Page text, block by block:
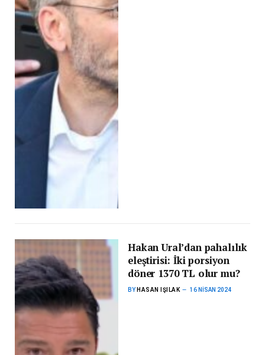
Hakan Ural’dan pahalılık
eleştirisi: İki porsiyon
döner 1370 TL olur mu?
BY HASAN IŞILAK 16 NISAN 2024